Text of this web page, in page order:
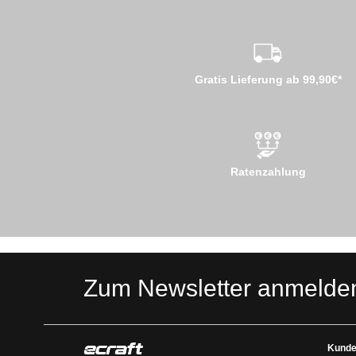
Gratis Lieferung ab 99,90€*
Ratenzahlung
Zum Newsletter